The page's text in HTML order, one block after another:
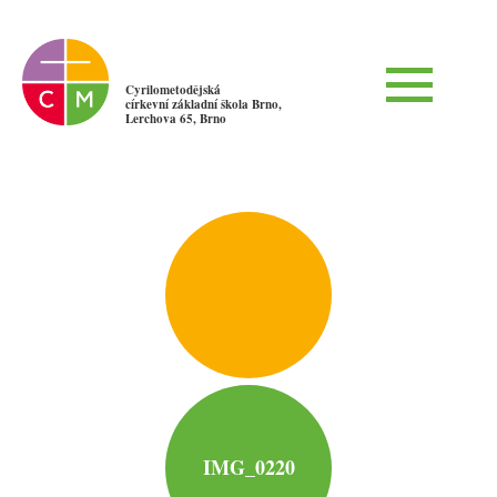
Cyrilometodějská
církevní základní škola Brno,
Lerchova 65, Brno
IMG_0220